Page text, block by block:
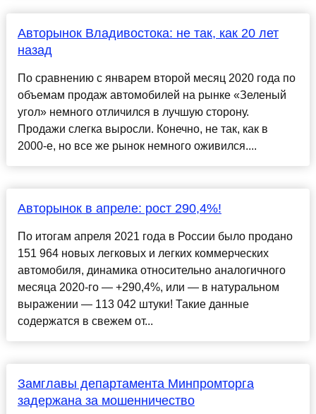
Авторынок Владивостока: не так, как 20 лет
назад
По сравнению с январем второй месяц 2020 года по
объемам продаж автомобилей на рынке «Зеленый
угол» немного отличился в лучшую сторону.
Продажи слегка выросли. Конечно, не так, как в
2000-е, но все же рынок немного оживился....
Авторынок в апреле: рост 290,4%!
По итогам апреля 2021 года в России было продано
151 964 новых легковых и легких коммерческих
автомобиля, динамика относительно аналогичного
месяца 2020-го — +290,4%, или — в натуральном
выражении — 113 042 штуки! Такие данные
содержатся в свежем от...
Замглавы департамента Минпромторга
задержана за мошенничество